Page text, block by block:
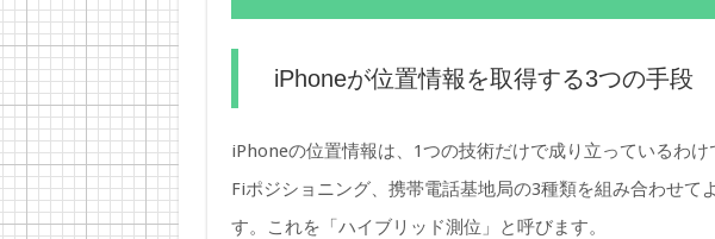
iPhoneが位置情報を取得する3つの手段
iPhoneの位置情報は、1つの技術だけで成り立っているわけ
Fiポジショニング、携帯電話基地局の3種類を組み合わせて
す。これを「ハイブリッド測位」と呼びます。